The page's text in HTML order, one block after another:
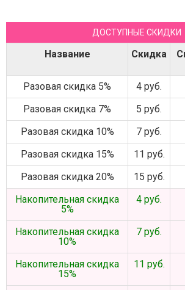
ДОСТУПНЫЕ СКИДКИ
Название Скидка
Разовая скидка 5% 4 руб.
Разовая скидка 7%
5 руб.
Разовая скидка 10%
7 руб.
Разовая скидка 15%
11 руб.
Разовая скидка 20%
15 руб.
Накопительная скидка
5%
4 руб.
Накопительная скидка
10%
7 руб.
Накопительная скидка
15%
11 руб.